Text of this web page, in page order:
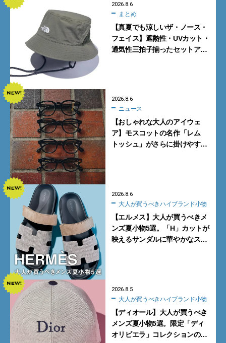
2026.8.6
まとめ
【真夏でも涼しいザ・ノース・
フェイス】遮熱性・UVカット・
通気性三拍子揃ったセットアッ
2026.8.6
ニュース
【おしゃれな大人のアイウェ
ア】モスコットの名作「レム
トッシュ」がさらに掛けやす
2026.8.6
大人が買うべきハイブランド小物
【エルメス】大人が買うべきメ
ンズ夏小物5選。「H」カットが
映えるサンダルに華やかなス
2026.8.5
大人が買うべきハイブランド小物
【ディオール】大人が買うべき
メンズ夏小物5選。限定「ディ
オリビエラ」コレクションの